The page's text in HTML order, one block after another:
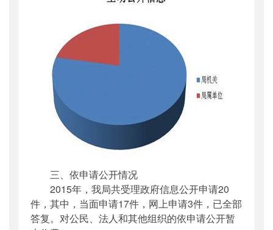
三、依申请公开情况
2015年，我局共受理政府信息公开申请20
件，其中，当面申请17件，网上申请3件，已全部
答复。对公民、法人和其他组织的依申请公开暂